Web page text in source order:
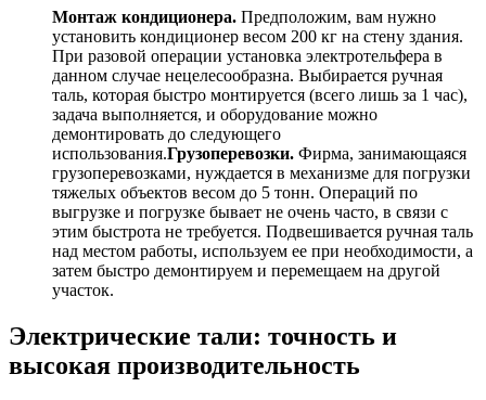
Монтаж кондиционера. Предположим, вам нужно
установить кондиционер весом 200 кг на стену здания.
При разовой операции установка электротельфера в
данном случае нецелесообразна. Выбирается ручная
таль, которая быстро монтируется (всего лишь за 1 час),
задача выполняется, и оборудование можно
демонтировать до следующего
использования.Грузоперевозки. Фирма, занимающаяся
грузоперевозками, нуждается в механизме для погрузки
тяжелых объектов весом до 5 тонн. Операций по
выгрузке и погрузке бывает не очень часто, в связи с
этим быстрота не требуется. Подвешивается ручная таль
над местом работы, используем ее при необходимости, а
затем быстро демонтируем и перемещаем на другой
участок.
Электрические тали: точность и
высокая производительность